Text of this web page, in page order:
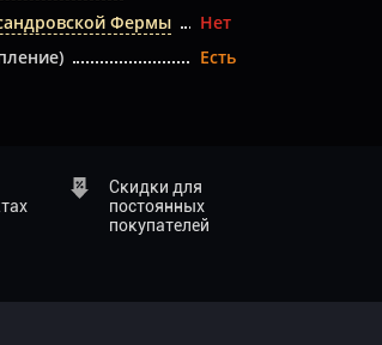
Фермы
Нет
Есть
Скидки для
постоянных
покупателей